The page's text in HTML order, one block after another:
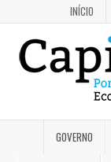
INÍCIO
GOVERNO